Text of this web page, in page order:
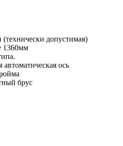
(технически допустимая)
1360мм
автоматическая ось
брус